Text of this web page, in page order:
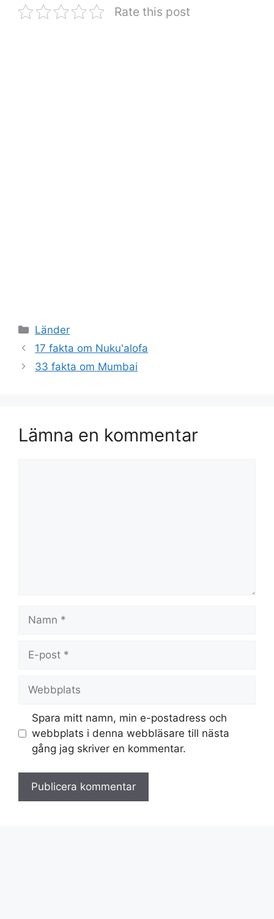
Rate this post
Kategorier
Länder
17 fakta om Nuku'alofa
33 fakta om Mumbai
Lämna en kommentar
Namn
Webbplats
Spara mitt namn, min e-postadress och
webbplats i denna webbläsare till nästa
gång jag skriver en kommentar.